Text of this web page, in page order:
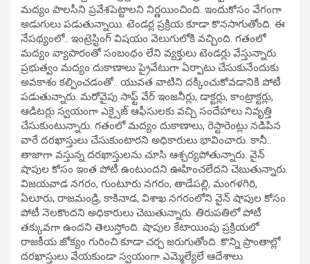
మద్యం పాలసీని ప్రవేశపెట్టాలని నిర్ణయించింది. ఇందుకోసం వేగంగా
అడుగులు పడుతున్నాయి. టెండర్ల ప్రక్రియ కూడా కొనసాగుతోంది. ఈ
నేపథ్యంలో.. ఇంట్రెస్టింగ్ విషయం వెలుగులోకి వచ్చింది. గతంలో
మద్యం వ్యాపారంతో సంబంధం లేని వ్యక్తులు టెండర్లు వేస్తున్నారు.
ప్రభుత్వం మద్యం దుకాణాలు ప్రైవేటుగా ఏర్పాటు చేసుకునేందుకు
అవకాశం కల్పించడంతో.. యువత వాటిని దక్కించుకోవడానికి పోటీ
పడుతున్నారు. మరోవైపు సాఫ్ట్ వేర్‌ ఇంజనీర్లు, డాక్టర్లు, కాంట్రాక్టర్లు,
ఆడిటర్లు స్వయంగా ఎక్సైజ్ ఆఫీసులకు వచ్చి సందేహాలు నివృత్తి
చేసుకుంటున్నారు. గతంలో మద్యం దుకాణాలు, రెస్టారెంట్లు నడిపిన
వారే దరఖాస్తులు చేసుకుంటారని అధికారులు భావించారు. కానీ..
తాజాగా వస్తున్న దరఖాస్తులను చూసి ఆశ్చర్యపోతున్నారు. వైన్
షాపుల కోసం ఇంత పోటీ ఉంటుందని ఊహించలేదని చెబుతున్నారు.
విజయవాడ నగరం, గుంటూరు నగరం, తాడేపల్లి, మంగళగిరి,
ఏలూరు, రాజమండ్రి, కాకినాడ, విశాఖ నగరంలోని వైన్ షాపుల కోసం
పోటీ నెలకొందని అధికారులు చెబుతున్నారు. తిరుపతిలో పోటీ
తక్కువగా ఉందని తెలుస్తోంది. షాపుల కేటాయింపు ప్రక్రియలో
రాజకీయ జోక్యం గురించి కూడా చర్చ జరుగుతోంది. కొన్ని ప్రాంతాల్లో
దరఖాస్తులు వేయకుండా స్వయంగా ఎమ్మెల్యేలే ఆదేశాలు